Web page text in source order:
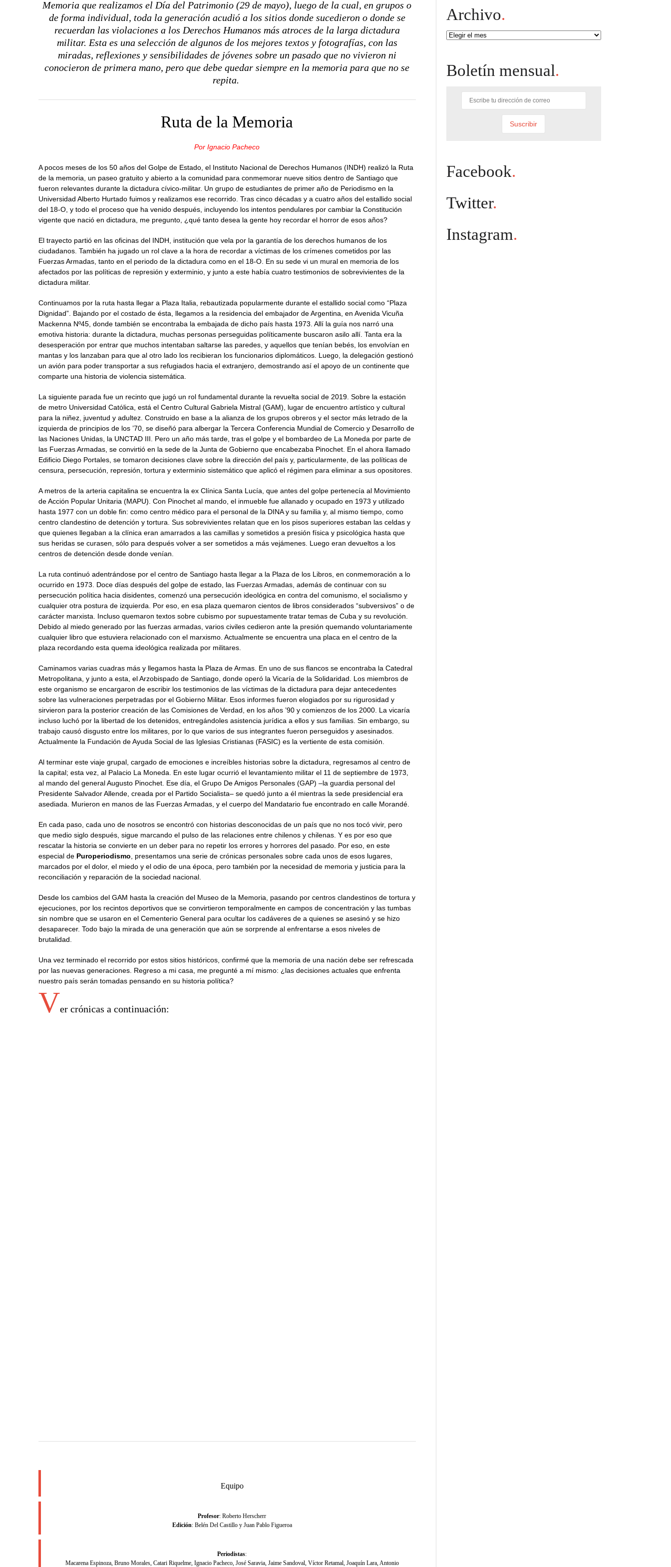
Memoria que realizamos el Día del Patrimonio (29 de mayo), luego de la cual, en grupos o
de forma individual, toda la generación acudió a los sitios donde sucedieron o donde se
recuerdan las violaciones a los Derechos Humanos más atroces de la larga dictadura
militar. Esta es una selección de algunos de los mejores textos y fotografías, con las
miradas, reflexiones y sensibilidades de jóvenes sobre un pasado que no vivieron ni
conocieron de primera mano, pero que debe quedar siempre en la memoria para que no se
repita.
Ruta de la Memoria
Por Ignacio Pacheco
A pocos meses de los 50 años del Golpe de Estado, el Instituto Nacional de Derechos Humanos (INDH) realizó la Ruta
de la memoria, un paseo gratuito y abierto a la comunidad para conmemorar nueve sitios dentro de Santiago que
fueron relevantes durante la dictadura cívico-militar. Un grupo de estudiantes de primer año de Periodismo en la
Universidad Alberto Hurtado fuimos y realizamos ese recorrido. Tras cinco décadas y a cuatro años del estallido social
del 18-O, y todo el proceso que ha venido después, incluyendo los intentos pendulares por cambiar la Constitución
vigente que nació en dictadura, me pregunto, ¿qué tanto desea la gente hoy recordar el horror de esos años?
El trayecto partió en las oficinas del INDH, institución que vela por la garantía de los derechos humanos de los
ciudadanos. También ha jugado un rol clave a la hora de recordar a víctimas de los crímenes cometidos por las
Fuerzas Armadas, tanto en el periodo de la dictadura como en el 18-O. En su sede vi un mural en memoria de los
afectados por las políticas de represión y exterminio, y junto a este había cuatro testimonios de sobrevivientes de la
dictadura militar.
Continuamos por la ruta hasta llegar a Plaza Italia, rebautizada popularmente durante el estallido social como “Plaza
Dignidad”. Bajando por el costado de ésta, llegamos a la residencia del embajador de Argentina, en Avenida Vicuña
Mackenna Nº45, donde también se encontraba la embajada de dicho país hasta 1973. Allí la guía nos narró una
emotiva historia: durante la dictadura, muchas personas perseguidas políticamente buscaron asilo allí. Tanta era la
desesperación por entrar que muchos intentaban saltarse las paredes, y aquellos que tenían bebés, los envolvían en
mantas y los lanzaban para que al otro lado los recibieran los funcionarios diplomáticos. Luego, la delegación gestionó
un avión para poder transportar a sus refugiados hacia el extranjero, demostrando así el apoyo de un continente que
comparte una historia de violencia sistemática.
La siguiente parada fue un recinto que jugó un rol fundamental durante la revuelta social de 2019. Sobre la estación
de metro Universidad Católica, está el Centro Cultural Gabriela Mistral (GAM), lugar de encuentro artístico y cultural
para la niñez, juventud y adultez. Construido en base a la alianza de los grupos obreros y el sector más letrado de la
izquierda de principios de los ’70, se diseñó para albergar la Tercera Conferencia Mundial de Comercio y Desarrollo de
las Naciones Unidas, la UNCTAD III. Pero un año más tarde, tras el golpe y el bombardeo de La Moneda por parte de
las Fuerzas Armadas, se convirtió en la sede de la Junta de Gobierno que encabezaba Pinochet. En el ahora llamado
Edificio Diego Portales, se tomaron decisiones clave sobre la dirección del país y, particularmente, de las políticas de
censura, persecución, represión, tortura y exterminio sistemático que aplicó el régimen para eliminar a sus opositores.
A metros de la arteria capitalina se encuentra la ex Clínica Santa Lucía, que antes del golpe pertenecía al Movimiento
de Acción Popular Unitaria (MAPU). Con Pinochet al mando, el inmueble fue allanado y ocupado en 1973 y utilizado
hasta 1977 con un doble fin: como centro médico para el personal de la DINA y su familia y, al mismo tiempo, como
centro clandestino de detención y tortura. Sus sobrevivientes relatan que en los pisos superiores estaban las celdas y
que quienes llegaban a la clínica eran amarrados a las camillas y sometidos a presión física y psicológica hasta que
sus heridas se curasen, sólo para después volver a ser sometidos a más vejámenes. Luego eran devueltos a los
centros de detención desde donde venían.
La ruta continuó adentrándose por el centro de Santiago hasta llegar a la Plaza de los Libros, en conmemoración a lo
ocurrido en 1973. Doce días después del golpe de estado, las Fuerzas Armadas, además de continuar con su
persecución política hacia disidentes, comenzó una persecución ideológica en contra del comunismo, el socialismo y
cualquier otra postura de izquierda. Por eso, en esa plaza quemaron cientos de libros considerados “subversivos” o de
carácter marxista. Incluso quemaron textos sobre cubismo por supuestamente tratar temas de Cuba y su revolución.
Debido al miedo generado por las fuerzas armadas, varios civiles cedieron ante la presión quemando voluntariamente
cualquier libro que estuviera relacionado con el marxismo. Actualmente se encuentra una placa en el centro de la
plaza recordando esta quema ideológica realizada por militares.
Caminamos varias cuadras más y llegamos hasta la Plaza de Armas. En uno de sus flancos se encontraba la Catedral
Metropolitana, y junto a esta, el Arzobispado de Santiago, donde operó la Vicaría de la Solidaridad. Los miembros de
este organismo se encargaron de escribir los testimonios de las víctimas de la dictadura para dejar antecedentes
sobre las vulneraciones perpetradas por el Gobierno Militar. Esos informes fueron elogiados por su rigurosidad y
sirvieron para la posterior creación de las Comisiones de Verdad, en los años ’90 y comienzos de los 2000. La vicaría
incluso luchó por la libertad de los detenidos, entregándoles asistencia jurídica a ellos y sus familias. Sin embargo, su
trabajo causó disgusto entre los militares, por lo que varios de sus integrantes fueron perseguidos y asesinados.
Actualmente la Fundación de Ayuda Social de las Iglesias Cristianas (FASIC) es la vertiente de esta comisión.
Al terminar este viaje grupal, cargado de emociones e increíbles historias sobre la dictadura, regresamos al centro de
la capital; esta vez, al Palacio La Moneda.
En este lugar ocurrió el levantamiento militar el 11 de septiembre de 1973,
al mando del general Augusto Pinochet. Ese día, el Grupo De Amigos Personales (GAP)–la guardia personal del
Presidente Salvador Allende, creada por el Partido Socialista– se quedó junto a él mientras la sede presidencial era
asediada. Murieron en manos de las Fuerzas Armadas, y el cuerpo del Mandatario fue encontrado en calle Morandé.
En cada paso, cada uno de nosotros se encontró con historias desconocidas de un país que no nos tocó vivir, pero
que medio siglo después, sigue marcando el pulso de las relaciones entre chilenos y chilenas. Y es por eso que
rescatar la historia se convierte en un deber para no repetir los errores y horrores del pasado. Por eso, en este
especial de Puroperiodismo , presentamos una serie de crónicas personales sobre cada unos de esos lugares,
marcados por el dolor, el miedo y el odio de una época, pero también por la necesidad de memoria y justicia para la
reconciliación y reparación de la sociedad nacional.
Desde los cambios del GAM hasta la creación del Museo de la Memoria, pasando por centros clandestinos de tortura y
ejecuciones, por los recintos deportivos que se convirtieron temporalmente en campos de concentración y las tumbas
sin nombre que se usaron en el Cementerio General para ocultar los cadáveres de a quienes se asesinó y se hizo
desaparecer. Todo bajo la mirada de una generación que aún se sorprende al enfrentarse a esos niveles de
brutalidad.
Una vez terminado el recorrido por estos sitios históricos, confirmé que la memoria de una nación debe ser refrescada
por las nuevas generaciones. Regreso a mi casa, me pregunté a mí mismo: ¿las decisiones actuales que enfrenta
nuestro país serán tomadas pensando en su historia política?
Ver crónicas a continuación:
Equipo
Profesor: Roberto Herscherr
Edición: Belén Del Castillo y Juan Pablo Figueroa
Periodistas:
Macarena Espinoza, Bruno Morales, Catari Riquelme, Ignacio Pacheco, José Saravia, Jaime Sandoval, Víctor Retamal, Joaquín Lara, Antonio
Archivo.
Archivo
Boletín mensual.
Facebook.
Twitter.
Instagram.